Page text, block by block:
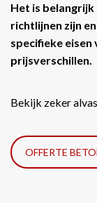
Het is
richtlijnen zijn
specifieke eisen
prijsverschillen.
Bekijk zeker
OFFERTE